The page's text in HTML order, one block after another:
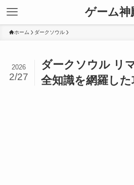
ゲーム神
ホーム ダークソウル
ダークソウル リ
全知識を網羅し
2026
2/27